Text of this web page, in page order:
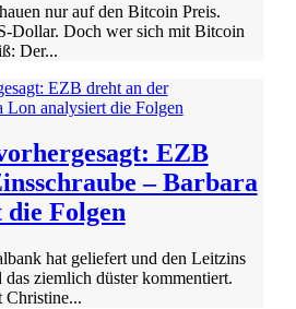
nur auf den Bitcoin Preis.
Dollar. Doch wer sich mit Bitcoin
Der...
EZB
– Barbara
Folgen
hat geliefert und den Leitzins
ziemlich düster kommentiert.
Christine...